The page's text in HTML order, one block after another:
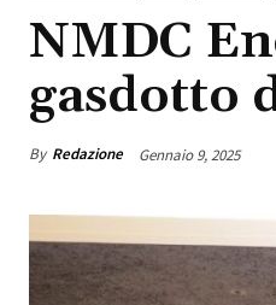
NMDC
gasdotto
By Redazione Gennaio 9, 2025